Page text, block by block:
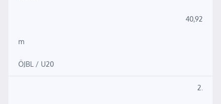
40,92
m
ÖJBL / U20
2.